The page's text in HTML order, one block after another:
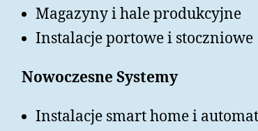
Magazyny i hale produkcyjne
Instalacje portowe i stoczniowe
Nowoczesne Systemy
Instalacje smart home i